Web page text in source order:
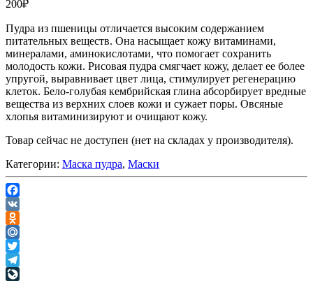
200₽
Пудра из пшеницы отличается высоким содержанием
питательных веществ. Она насыщает кожу витаминами,
минералами, аминокислотами, что помогает сохранить
молодость кожи. Рисовая пудра смягчает кожу, делает ее более
упругой, выравнивает цвет лица, стимулирует регенерацию
клеток. Бело-голубая кембрийская глина абсорбирует вредные
вещества из верхних слоев кожи и сужает поры. Овсяные
хлопья витаминизируют и очищают кожу.
Товар сейчас не доступен (нет на складах у производителя).
Категории: Маска пудра, Маски
Facebook
VK
Odnoklassniki
Mail.Ru
Twitter
Telegram